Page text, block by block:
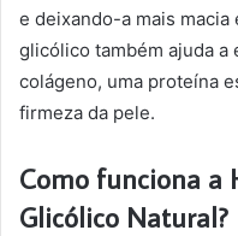
e deixando-a mais macia
glicólico também ajuda a
colágeno, uma proteína
firmeza da pele.
Como funciona a
Glicólico Natural?